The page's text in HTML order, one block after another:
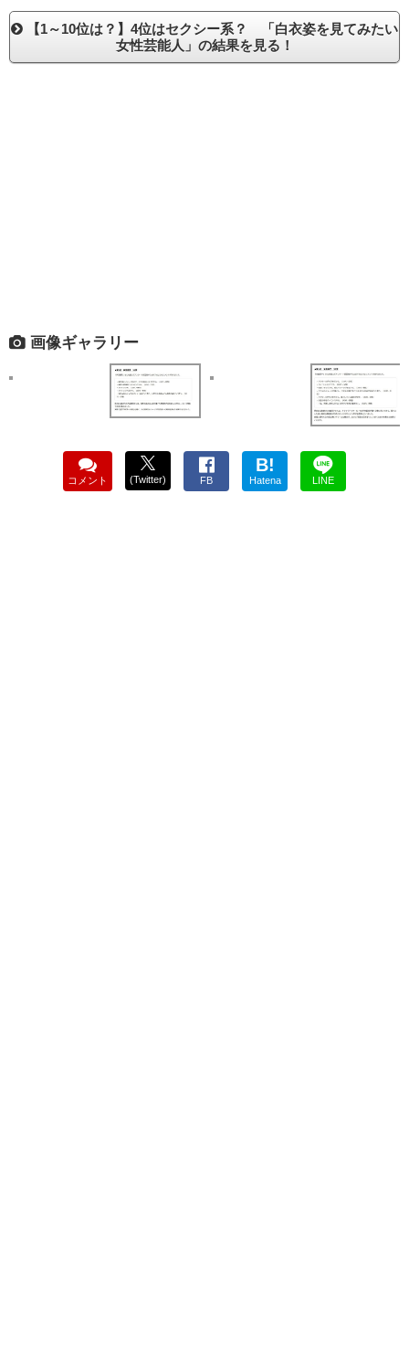
【1～10位は？】4位はセクシー系？ 「白衣姿を見てみたい
女性芸能人」の結果を見る！
画像ギャラリー
コメント (Twitter) FB
B!
Hatena LINE